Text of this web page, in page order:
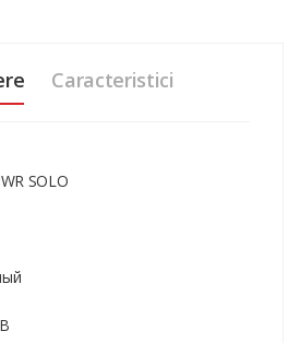
Caracteristici
SOLO